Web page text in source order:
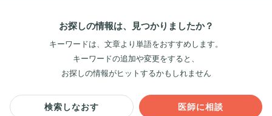
お探しの情報は、見つかりましたか？
キーワードは、文章より単語をおすすめします。
キーワードの追加や変更をすると、
お探しの情報がヒットするかもしれません
検索しなおす 医師に相談